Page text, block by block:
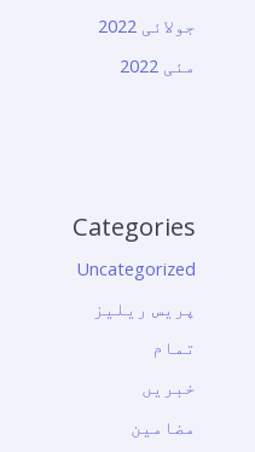
جولائی 2022
مئی 2022
Categories
Uncategorized
پریس ریلیز
تمام
خبریں
مضامین